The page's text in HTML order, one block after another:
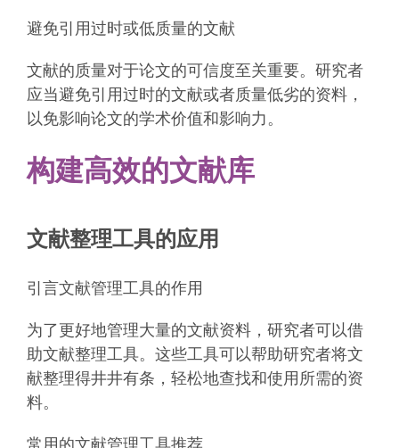
避免引用过时或低质量的文献
文献的质量对于论文的可信度至关重要。研究者
应当避免引用过时的文献或者质量低劣的资料，
以免影响论文的学术价值和影响力。
构建高效的文献库
文献整理工具的应用
引言文献管理工具的作用
为了更好地管理大量的文献资料，研究者可以借
助文献整理工具。这些工具可以帮助研究者将文
献整理得井井有条，轻松地查找和使用所需的资
料。